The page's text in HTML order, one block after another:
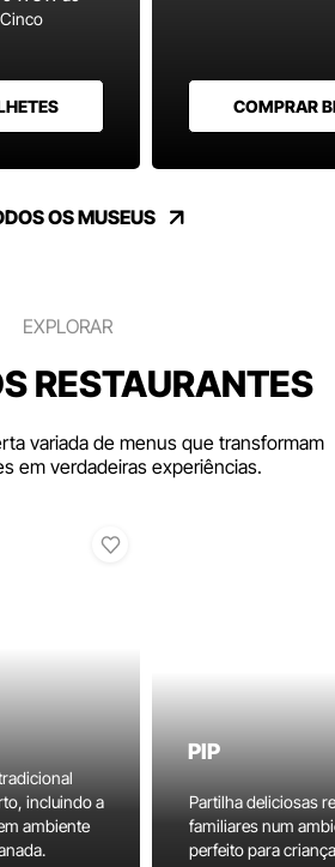
COMPRAR
OS MUSEUS
EXPLORAR
RESTAURANTES
variada de menus que transformam
em verdadeiras experiências.
incluindo a
ambiente
PIP
Partilha deliciosas
familiares num
perfeito para